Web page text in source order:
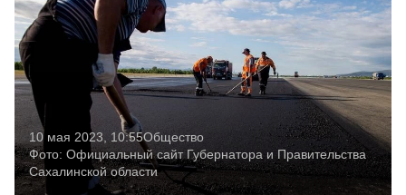
10 мая 2023, 10:55Общество
Фото: Официальный сайт Губернатора и Правительства
Сахалинской области